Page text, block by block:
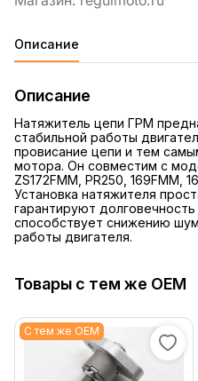
Описание
Описание
Натяжитель цепи ГРМ
стабильной работы
провисание цепи и тем
мотора. Он совместим с
ZS172FMM, PR250, 169FMM,
Установка натяжителя
гарантируют
способствует снижению
работы двигателя.
Товары с тем же OEM
С тем же OEM